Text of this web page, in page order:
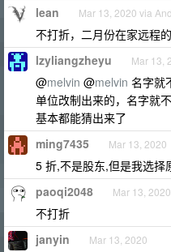
lean Mar 13, 2020 via
不打折，二月份在家远程
lzyliangzheyu Mar 13,
@melvin @melvin 名字就
单位改制出来的，名字就
基本都能猜出来了
ming7435 Mar 13, 2020
5 折,不是股东,但是我选择
paoqi2048 Mar 13, 2020
不打折
janyin Mar 13, 2020